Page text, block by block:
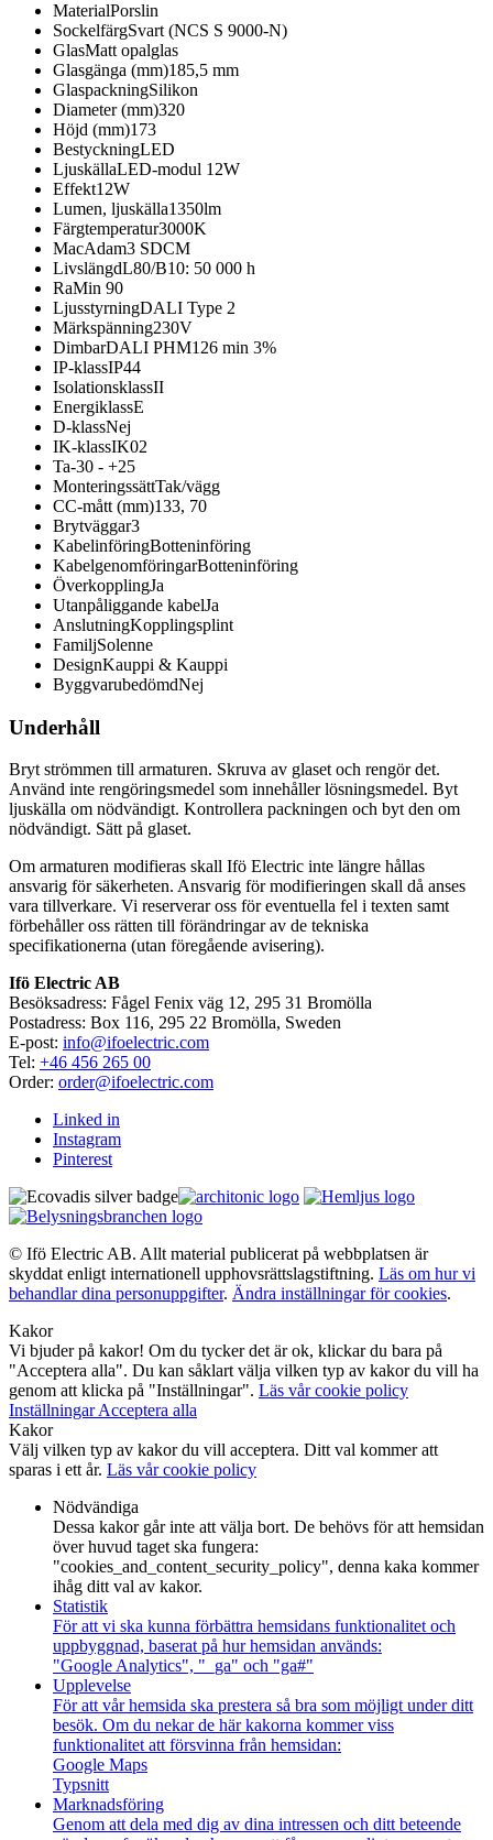
MaterialPorslin
SockelfärgSvart (NCS S 9000-N)
GlasMatt opalglas
Glasgänga (mm)185,5 mm
GlaspackningSilikon
Diameter (mm)320
Höjd (mm)173
BestyckningLED
LjuskällaLED-modul 12W
Effekt12W
Lumen, ljuskälla1350lm
Färgtemperatur3000K
MacAdam3 SDCM
LivslängdL80/B10: 50 000 h
RaMin 90
LjusstyrningDALI Type 2
Märkspänning230V
DimbarDALI PHM126 min 3%
IP-klassIP44
IsolationsklassII
EnergiklassE
D-klassNej
IK-klassIK02
Ta-30 - +25
MonteringssättTak/vägg
CC-mått (mm)133, 70
Brytväggar3
KabelinföringBotteninföring
KabelgenomföringarBotteninföring
ÖverkopplingJa
Utanpåliggande kabelJa
AnslutningKopplingsplint
FamiljSolenne
DesignKauppi & Kauppi
ByggvarubedömdNej
Underhåll
Bryt strömmen till armaturen. Skruva av glaset och rengör det.
Använd inte rengöringsmedel som innehåller lösningsmedel. Byt
ljuskälla om nödvändigt. Kontrollera packningen och byt den om
nödvändigt. Sätt på glaset.
Om armaturen modifieras skall Ifö Electric inte längre hållas
ansvarig för säkerheten. Ansvarig för modifieringen skall då anses
vara tillverkare. Vi reserverar oss för eventuella fel i texten samt
förbehåller oss rätten till förändringar av de tekniska
specifikationerna (utan föregående avisering).
Ifö Electric AB
Besöksadress: Fågel Fenix väg 12, 295 31 Bromölla
Postadress: Box 116, 295 22 Bromölla, Sweden
E-post: info@ifoelectric.com
Tel: +46 456 265 00
Order: order@ifoelectric.com
Linked in
Instagram
Pinterest
© Ifö Electric AB. Allt material publicerat på webbplatsen är
skyddat enligt internationell upphovsrättslagstiftning. Läs om hur vi
behandlar dina personuppgifter. Ändra inställningar för cookies.
Kakor
Vi bjuder på kakor! Om du tycker det är ok, klickar du bara på
"Acceptera alla". Du kan såklart välja vilken typ av kakor du vill ha
genom att klicka på "Inställningar". Läs vår cookie policy
InställningarAcceptera alla
Kakor
Välj vilken typ av kakor du vill acceptera. Ditt val kommer att
sparas i ett år. Läs vår cookie policy
Nödvändiga
Dessa kakor går inte att välja bort. De behövs för att hemsidan
över huvud taget ska fungera:
"cookies_and_content_security_policy", denna kaka kommer
ihåg ditt val av kakor.
Statistik
För att vi ska kunna förbättra hemsidans funktionalitet och
uppbyggnad, baserat på hur hemsidan används:
"Google Analytics", "_ga" och "ga#"
Upplevelse
För att vår hemsida ska prestera så bra som möjligt under ditt
besök. Om du nekar de här kakorna kommer viss
funktionalitet att försvinna från hemsidan:
Google Maps
Typsnitt
Marknadsföring
Genom att dela med dig av dina intressen och ditt beteende